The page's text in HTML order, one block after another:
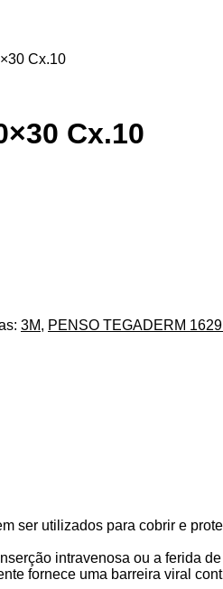
Cx.10
Cx.10
3M, PENSO TEGADERM
ser utilizados para cobrir e
intravenosa ou a ferida
fornece uma barreira viral